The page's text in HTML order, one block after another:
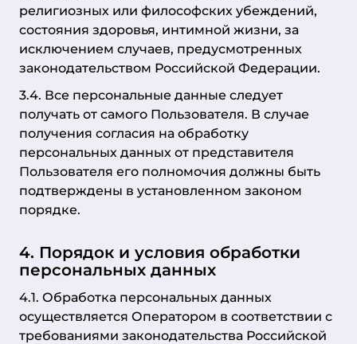
религиозных или философских убеждений,
состояния здоровья, интимной жизни, за
исключением случаев, предусмотренных
законодательством Российской Федерации.
3.4. Все персональные данные следует
получать от самого Пользователя. В случае
получения согласия на обработку
персональных данных от представителя
Пользователя его полномочия должны быть
подтверждены в установленном законом
порядке.
4. Порядок и условия обработки
персональных данных
4.1. Обработка персональных данных
осуществляется Оператором в соответствии с
требованиями законодательства Российской